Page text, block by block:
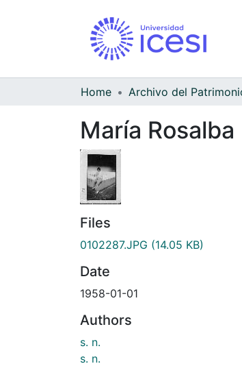
Home
María
Files
0102287.JPG (14.05 KB)
Date
1958-01-01
Authors
s. n.
s. n.